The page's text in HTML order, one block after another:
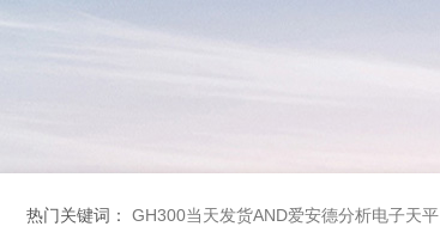
热门关键词： GH300当天发货AND爱安德分析电子天平